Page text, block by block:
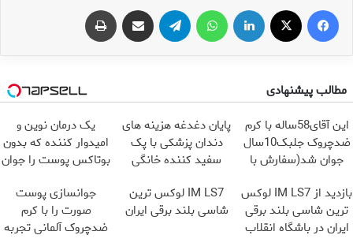
فیس بوک لینکدین تلگرام اشتراک گذاری از طریق ایمیل
مطالب پیشنهادی
این آقای58ساله با کرم
ضدچروک جلبک10سال
جوان شد(سفارش با
پایان دغدغه هزینه های
دندان پزشکی با پک
سفید کننده خانگی
یک درمان نوین و
امیدوار کننده که بدون
بوتاکس پوست را جوان
بازدید از IM LS7 لوکس
ترین شاسی بلند برقی
ایران در باشگاه انقلاب
IM LS7 لوکس ترین
شاسی بلند برقی ایران
جوانسازی پوست
صورت را با کرم
ضدچروک آلمانی تجربه